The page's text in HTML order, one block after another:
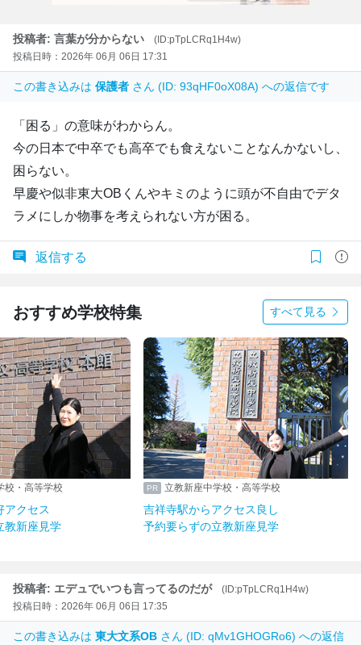
投稿者: 言葉が分からない
(ID:pTpLCRq1H4w)
投稿日時：2026年 06月 06日 17:31
この書き込みは 保護者 さん (ID: 93qHF0oX08A) への返信です
「困る」の意味がわからん。
今の日本で中卒でも高卒でも食えないことなんかないし、
困らない。
早慶や似非東大OBくんやキミのように頭が不自由でデタ
ラメにしか物事を考えられない方が困る。
返信する
おすすめ学校特集 すべて見る
校・高等学校
アクセス
教新座見学
立教新座中学校・高等学校
吉祥寺駅からアクセス良し
予約要らずの立教新座見学
投稿者: エデュでいつも言ってるのだが
(ID:pTpLCRq1H4w)
投稿日時：2026年 06月 06日 17:35
この書き込みは 東大文系OB さん (ID: qMv1GHOGRo6) への返信